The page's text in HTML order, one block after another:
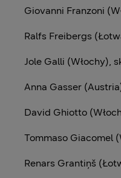
Giovanni Franzoni
Ralfs Freibergs
Jole Galli (Włochy),
Anna Gasser
David Ghiotto
Tommaso Giacomel
Renars Grantiņš